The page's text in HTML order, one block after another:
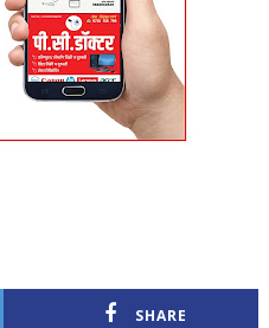
SHARE